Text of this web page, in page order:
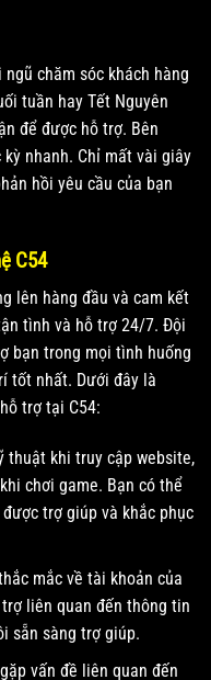
chăm sóc khách hàng
tuần hay Tết Nguyên
để được hỗ trợ. Bên
nhanh. Chỉ mất vài giây
hồi yêu cầu của bạn
C54
lên hàng đầu và cam kết
tình và hỗ trợ 24/7. Đội
bạn trong mọi tình huống
tốt nhất. Dưới đây là
trợ tại C54:
thuật khi truy cập website,
chơi game. Bạn có thể
trợ giúp và khắc phục
mắc về tài khoản của
liên quan đến thông tin
sẵn sàng trợ giúp.
vấn đề liên quan đến